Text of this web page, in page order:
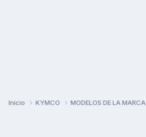
Inicio KYMCO MODELOS DE LA MARCA